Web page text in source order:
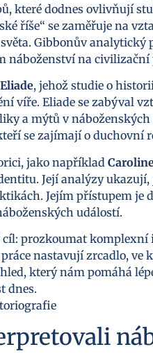
které dodnes ovlivňují
říše“ se zaměřuje na
Gibbonův analytický
náboženství na civilizační
, jehož studie o
víře. Eliade se zabýval
a mýtů v
se zajímají o duchovní
jako například
Její analýzy
Jejím přístupem je
událostí.
cíl: prozkoumat
nastavují zrcadlo, ve
který nám pomáhá
dnes.